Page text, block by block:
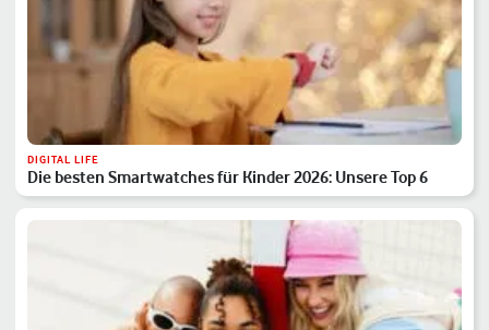
DIGITAL LIFE
Die besten Smartwatches für Kinder 2026: Unsere Top 6